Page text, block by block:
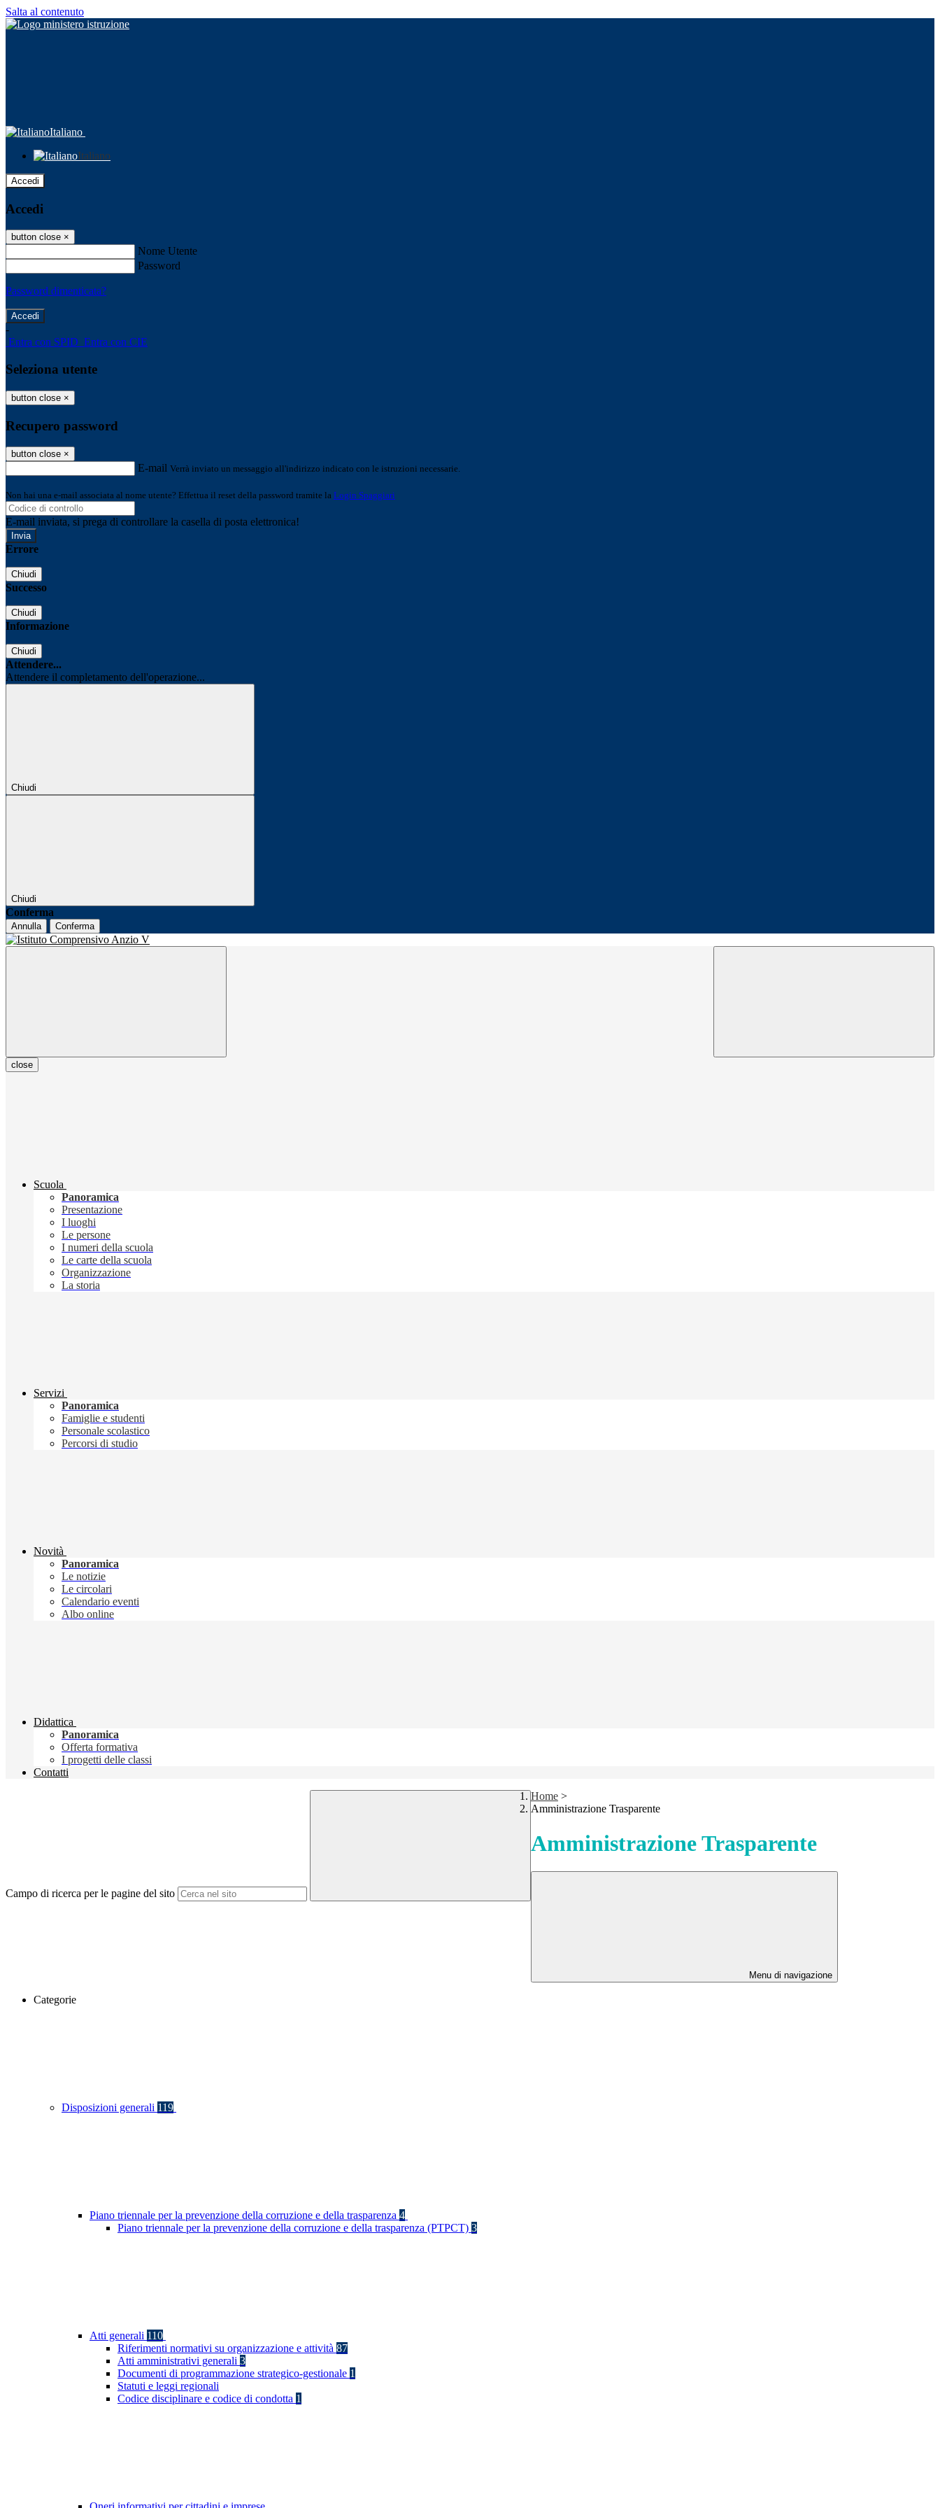
Salta al contenuto
Italiano
Italiano
Accedi
Accedi
button close ×
Nome Utente
Password
Password dimenticata?
-
Entra con SPID Entra con CIE
Seleziona utente
button close ×
Recupero password
button close ×
E-mail Verrà inviato un messaggio all'indirizzo indicato con le istruzioni necessarie.
Non hai una e-mail associata al nome utente? Effettua il reset della password tramite la Login Spaggiari
E-mail inviata, si prega di controllare la casella di posta elettronica!
Errore
Chiudi
Successo
Chiudi
Informazione
Chiudi
Attendere...
Attendere il completamento dell'operazione...
Chiudi
Chiudi
Conferma
Annulla Conferma
close
Scuola
Panoramica
Presentazione
I luoghi
Le persone
I numeri della scuola
Le carte della scuola
Organizzazione
La storia
Servizi
Panoramica
Famiglie e studenti
Personale scolastico
Percorsi di studio
Novità
Panoramica
Le notizie
Le circolari
Calendario eventi
Albo online
Didattica
Panoramica
Offerta formativa
I progetti delle classi
Contatti
Campo di ricerca per le pagine del sito
Home >
Amministrazione Trasparente
Amministrazione Trasparente
Menu di navigazione
Categorie
Disposizioni generali 119
Piano triennale per la prevenzione della corruzione e della trasparenza 4
Piano triennale per la prevenzione della corruzione e della trasparenza (PTPCT) 3
Atti generali 110
Riferimenti normativi su organizzazione e attività 87
Atti amministrativi generali 3
Documenti di programmazione strategico-gestionale 1
Statuti e leggi regionali
Codice disciplinare e codice di condotta 1